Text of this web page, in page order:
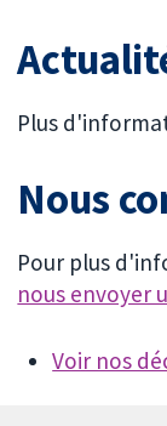
Plus
Nous
Pour plus
nous envoyer
Voir nos